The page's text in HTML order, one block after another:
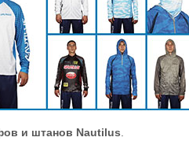
и штанов Nautilus